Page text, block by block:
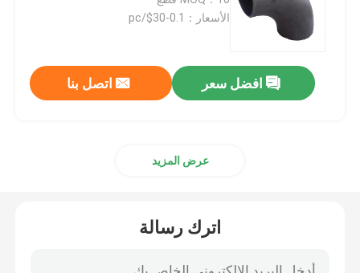
الشفاه القياسية GOST
BS 4504 شفة
الأسعار：0.1-30$/pc
افضل سعر اتصل بنا
عرض المزيد
اترك رسالة